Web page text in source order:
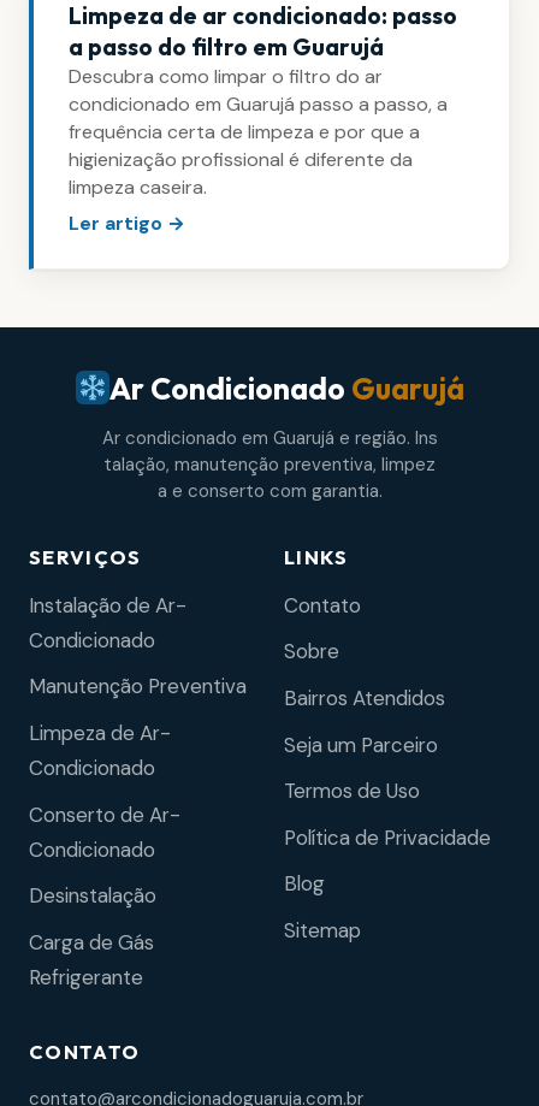
Limpeza de ar condicionado: passo
a passo do filtro em Guarujá
Descubra como limpar o filtro do ar
condicionado em Guarujá passo a passo, a
frequência certa de limpeza e por que a
higienização profissional é diferente da
limpeza caseira.
Ler artigo →
Ar Condicionado Guarujá
Ar condicionado em Guarujá e região. Ins
talação, manutenção preventiva, limpez
a e conserto com garantia.
SERVIÇOS
Instalação de Ar-
Condicionado
Manutenção Preventiva
Limpeza de Ar-
Condicionado
Conserto de Ar-
Condicionado
Desinstalação
Carga de Gás
Refrigerante
LINKS
Contato
Sobre
Bairros Atendidos
Seja um Parceiro
Termos de Uso
Política de Privacidade
Blog
Sitemap
CONTATO
contato@arcondicionadoguaruja.com.br